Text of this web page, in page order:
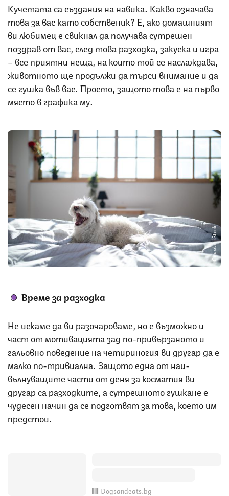
Кучетата са създания на навика. Какво означава
това за вас като собственик? Е, ако домашният
ви любимец е свикнал да получава сутрешен
поздрав от вас, след това разходка, закуска и игра
– все приятни неща, на които той се наслаждава,
животното ще продължи да търси внимание и да
се гушка във вас. Просто, защото това е на първо
място в графика му.
Снимка: iStock
Време за разходка
Не искаме да ви разочароваме, но е възможно и
част от мотивацията зад по-привързаното и
гальовно поведение на четириногия ви другар да е
малко по-тривиална. Защото една от най-
вълнуващите части от деня за косматия ви
другар са разходките, а сутрешното гушкане е
чудесен начин да се подготвят за това, което им
предстои.
Dogsandcats.bg